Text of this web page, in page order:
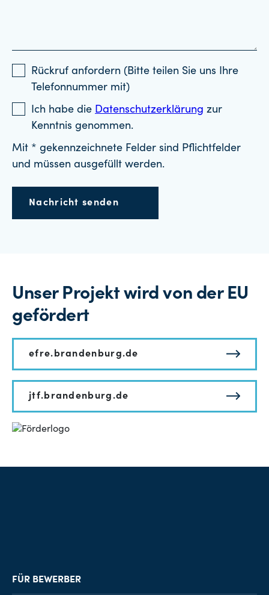
Rückruf anfordern (Bitte teilen Sie uns Ihre
Telefonnummer mit)
Ich habe die Datenschutzerklärung zur
Kenntnis genommen.
Mit * gekennzeichnete Felder sind Pflichtfelder
und müssen ausgefüllt werden.
Nachricht senden
Unser Projekt wird von der EU
gefördert
efre.brandenburg.de
jtf.brandenburg.de
FÜR BEWERBER